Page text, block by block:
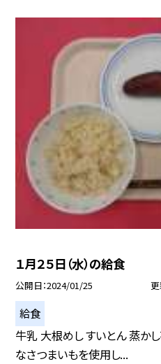
１月２５日（水）の給食
公開日 2024/01/25
給食
牛乳 大根めし すいとん 蒸か
なさつまいもを使用し...